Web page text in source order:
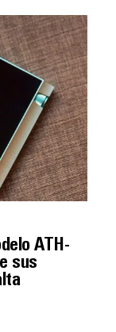
ATH-
sus